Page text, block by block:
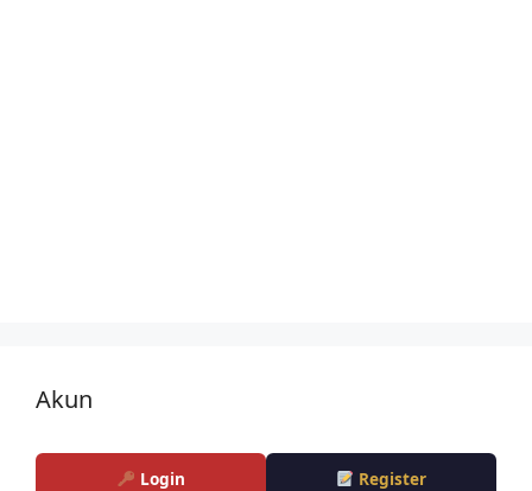
Akun
Login Register